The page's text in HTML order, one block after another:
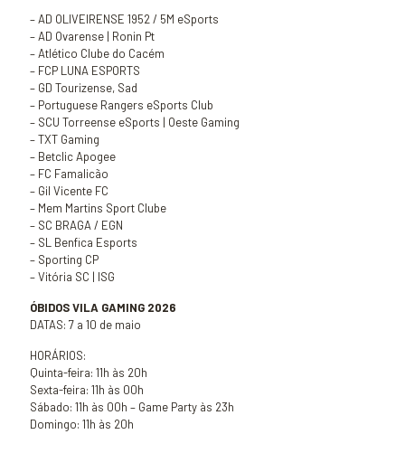
– AD OLIVEIRENSE 1952 / 5M eSports
– AD Ovarense | Ronin Pt
– Atlético Clube do Cacém
– FCP LUNA ESPORTS
– GD Tourizense, Sad
– Portuguese Rangers eSports Club
– SCU Torreense eSports | Oeste Gaming
– TXT Gaming
– Betclic Apogee
– FC Famalicão
– Gil Vicente FC
– Mem Martins Sport Clube
– SC BRAGA / EGN
– SL Benfica Esports
– Sporting CP
– Vitória SC | ISG
ÓBIDOS VILA GAMING 2026
DATAS: 7 a 10 de maio
HORÁRIOS:
Quinta-feira: 11h às 20h
Sexta-feira: 11h às 00h
Sábado: 11h às 00h – Game Party às 23h
Domingo: 11h às 20h